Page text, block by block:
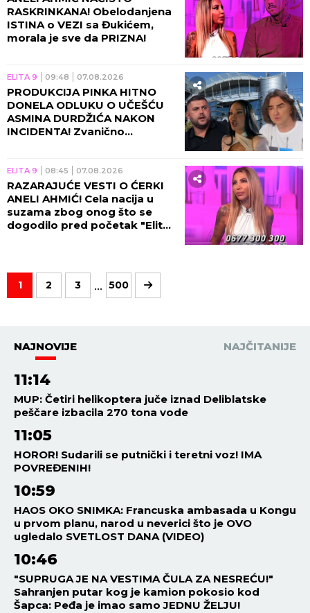
RASKRINKANA! Obelodanjena
ISTINA o VEZI sa Đukićem,
morala je sve da PRIZNA!
ELITA 9 09:48 07.08.2026
PRODUKCIJA PINKA HITNO
DONELA ODLUKU O UČEŠĆU
ASMINA DURDŽIĆA NAKON
INCIDENTA! Zvanično
pripravnosti!
ELITA 9 08:45 07.08.2026
RAZARAJUĆE VESTI O ĆERKI
ANELI AHMIĆ! Cela nacija u
suzama zbog onog što se
dogodilo pred početak "Elite
1 2 3 ... 500
NAJNOVIJE NAJČITANIJE
11:14
MUP: Četiri helikoptera juče iznad Deliblatske
peščare izbacila 270 tona vode
11:05
HOROR! Sudarili se putnički i teretni voz! IMA
POVREĐENIH!
10:59
HAOS OKO SNIMKA: Francuska ambasada u Kongu
u prvom planu, narod u neverici što je OVO
ugledalo SVETLOST DANA (VIDEO)
10:46
"SUPRUGA JE NA VESTIMA ČULA ZA NESREĆU!"
Sahranjen putar kog je kamion pokosio kod
Šapca: Peđa je imao samo JEDNU ŽELJU!